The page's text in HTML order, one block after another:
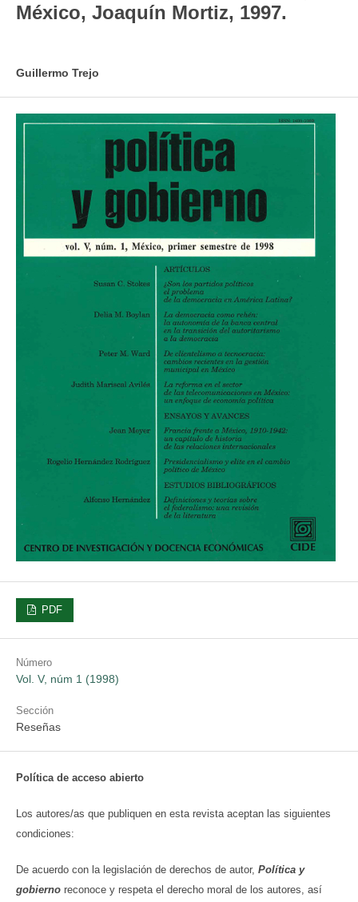
México, Joaquín Mortiz, 1997.
Guillermo Trejo
PDF
Número
Vol. V, núm 1 (1998)
Sección
Reseñas
Política de acceso abierto
Los autores/as que publiquen en esta revista aceptan las siguientes
condiciones:
De acuerdo con la legislación de derechos de autor, Política y
gobierno reconoce y respeta el derecho moral de los autores, así